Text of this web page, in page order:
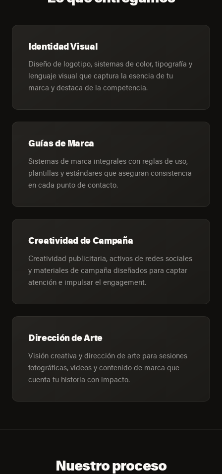
Identidad Visual
Diseño de logotipo, sistemas de color, tipografía y
lenguaje visual que captura la esencia de tu
marca y destaca de la competencia.
Guías de Marca
Sistemas de marca integrales con reglas de uso,
plantillas y estándares que aseguran consistencia
en cada punto de contacto.
Creatividad de Campaña
Creatividad publicitaria, activos de redes sociales
y materiales de campaña diseñados para captar
atención e impulsar el engagement.
Dirección de Arte
Visión creativa y dirección de arte para sesiones
fotográficas, videos y contenido de marca que
cuenta tu historia con impacto.
Nuestro proceso